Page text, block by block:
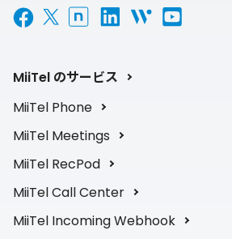
MiiTel のサービス
MiiTel Phone
MiiTel Meetings
MiiTel RecPod
MiiTel Call Center
MiiTel Incoming Webhook